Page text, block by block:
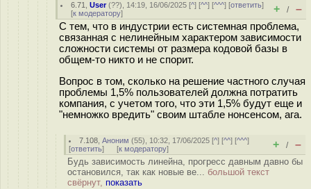
6.71 ,User(??), 14:19, 16/06/2025 [^] [^^] [^^^] [ответить]
[к модератору] + / –
С тем, что в индустрии есть системная проблема,
связанная с нелинейным характером зависимости
сложности системы от размера кодовой базы в
общем-то никто и не спорит.
Вопрос в том, сколько на решение частного случая
проблемы 1,5% пользователей должна потратить
компания, с учетом того, что эти 1,5% будут еще и
"немножко вредить" своим штабле нонсенсом, ага.
7.108 ,Аноним (55), 10:32, 17/06/2025 [^] [^^] [^^^]
[ответить] [к модератору] + / –
Будь зависимость линейна, прогресс давным давно бы
остановился, так как новые ве... большой текст
свёрнут, показать